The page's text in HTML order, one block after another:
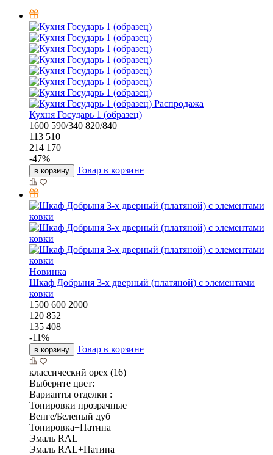
Распродажа
Кухня Государь 1 (образец)
1600 590/340 820/840
113 510
214 170
-47%
в корзину Товар в корзине
Новинка
Шкаф Добрыня 3-х дверный (платяной) с элементами
ковки
1500 600 2000
120 852
135 408
-11%
в корзину Товар в корзине
классический орех (16)
Выберите цвет:
Варианты отделки :
Тонировки прозрачные
Венге/Беленый дуб
Тонировка+Патина
Эмаль RAL
Эмаль RAL+Патина